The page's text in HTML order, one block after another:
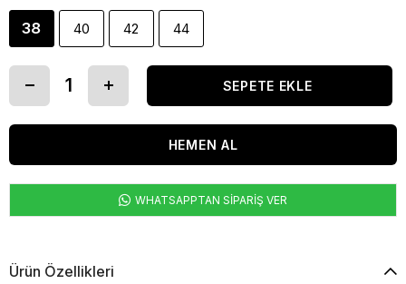
38 40 42 44
WHATSAPPTAN SİPARİŞ VER
Ürün Özellikleri